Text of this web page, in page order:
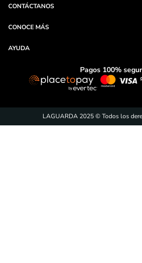
CONTÁCTANOS
CONOCE MÁS
AYUDA
Pagos 100%
LAGUARDA 2025 © Todos los